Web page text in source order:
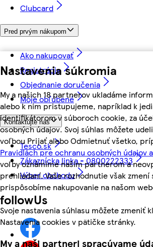
Nastavenia súkromia
My a našich 18 partnerov ukladáme
alebo k nim pristupujeme, napríklad k
identifikátorom v súboroch cookie, za
osobných údajov. Svoj súhlas môžete
voľbou Prijať alebo Odmietnuť všetko,
Pravidlách pre ochranu osobných údajov
voľby oznámime našim partnerom a
prehliadaní. Vaše rozhodnutie však zmení
prispôsobíme nakupovanie na našom
Svoje nastavenia súhlasu môžete zmeniť
Nastavenia cookies v pätičke stránky.
My a naši partneri spracúvame
Clubcard
Pred prvým nákupom
Ako nakupovať
Registrácia
Objednanie doručenia
Moje obľúbené
Kontaktujte nás
Tesco.sk
Zákaznícka linka - 0800222333
Výber obchodu
followUs